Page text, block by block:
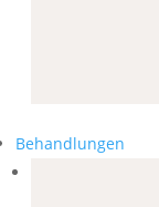
Behandlungen